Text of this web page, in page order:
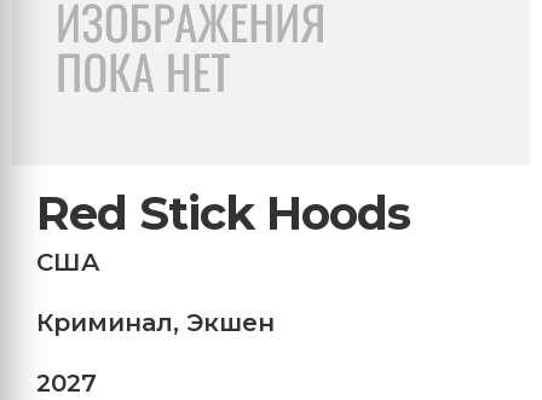
Red Stick Hoods
США
Криминал, Экшен
2027